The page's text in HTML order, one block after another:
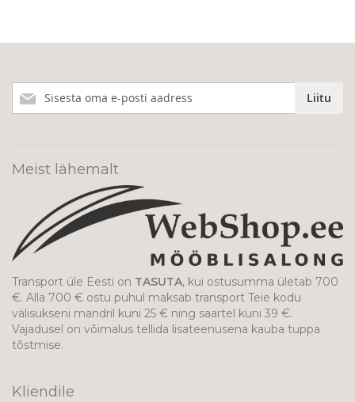
meie
Liitu
Meist lähemalt
Transport üle Eesti on TASUTA, kui ostusumma ületab 700
€. Alla 700 € ostu puhul maksab transport Teie kodu
välisukseni mandril kuni 25 € ning saartel kuni 39 €.
Vajadusel on võimalus tellida lisateenusena kauba tuppa
tõstmise.
Kliendile